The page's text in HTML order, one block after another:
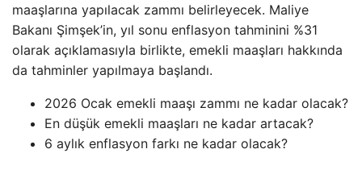
maaşlarına yapılacak zammı belirleyecek. Maliye
Bakanı Şimşek’in, yıl sonu enflasyon tahminini %31
olarak açıklamasıyla birlikte, emekli maaşları hakkında
da tahminler yapılmaya başlandı.
2026 Ocak emekli maaşı zammı ne kadar olacak?
En düşük emekli maaşları ne kadar artacak?
6 aylık enflasyon farkı ne kadar olacak?